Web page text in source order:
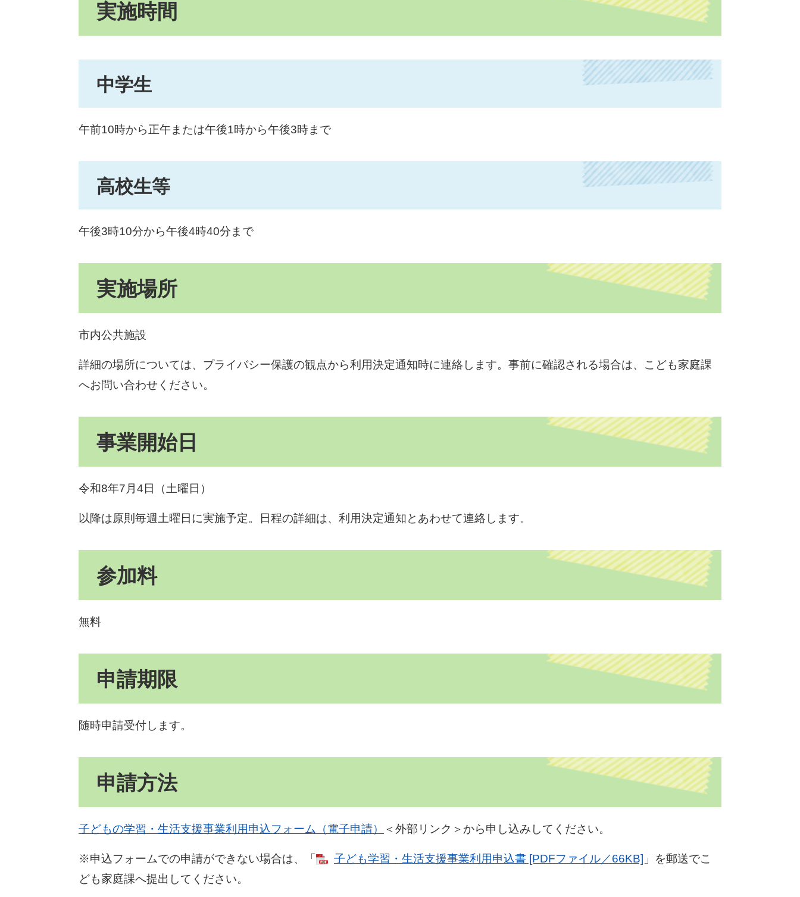
実施時間
中学生
午前10時から正午または午後1時から午後3時まで
高校生等
午後3時10分から午後4時40分まで
実施場所
市内公共施設
詳細の場所については、プライバシー保護の観点から利用決定通知時に連絡します。事前に確認される場合は、こども家庭課
へお問い合わせください。
事業開始日
令和8年7月4日（土曜日）
以降は原則毎週土曜日に実施予定。日程の詳細は、利用決定通知とあわせて連絡します。
参加料
無料
申請期限
随時申請受付します。
申請方法
子どもの学習・生活支援事業利用申込フォーム（電子申請） ＜外部リンク＞ から申し込みしてください。
※申込フォームでの申請ができない場合は、「 子ども学習・生活支援事業利用申込書 [PDFファイル／66KB] 」を郵送でこ
ども家庭課へ提出してください。